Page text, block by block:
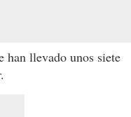
han llevado unos siete